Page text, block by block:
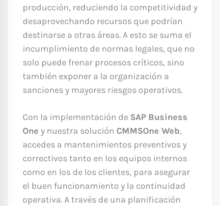
producción, reduciendo la competitividad y
desaprovechando recursos que podrían
destinarse a otras áreas. A esto se suma el
incumplimiento de normas legales, que no
solo puede frenar procesos críticos, sino
también exponer a la organización a
sanciones y mayores riesgos operativos.
Con la implementación de SAP Business
One y nuestra solución CMMSOne Web,
accedes a mantenimientos preventivos y
correctivos tanto en los equipos internos
como en los de los clientes, para asegurar
el buen funcionamiento y la continuidad
operativa. A través de una planificación